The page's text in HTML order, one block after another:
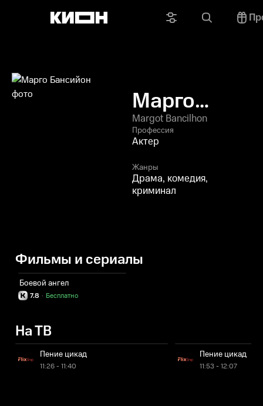
Марго
Бансийон
Margot Bancilhon
Профессия
Актер
Жанры
Драма, комедия,
криминал
Фильмы и сериалы
Боевой ангел
7.8 Бесплатно
·
На ТВ
Пение цикад
11:26 - 11:40
Пение цикад
11:53 - 12:07